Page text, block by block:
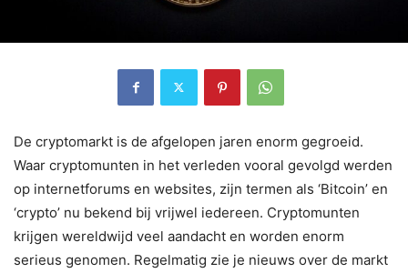
De cryptomarkt is de afgelopen jaren enorm gegroeid.
Waar cryptomunten in het verleden vooral gevolgd werden
op internetforums en websites, zijn termen als ‘Bitcoin’ en
‘crypto’ nu bekend bij vrijwel iedereen. Cryptomunten
krijgen wereldwijd veel aandacht en worden enorm
serieus genomen. Regelmatig zie je nieuws over de markt